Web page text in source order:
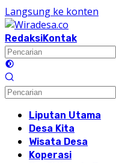
Langsung ke konten
RedaksiKontak
Liputan Utama
Desa Kita
Wisata Desa
Koperasi